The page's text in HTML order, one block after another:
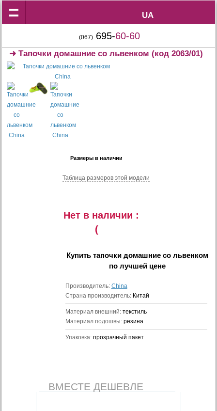
UA
UA
(067) 695-60-60
➜Тапочки домашние со львенком (код 2063/01)
Размеры в наличии
Таблица размеров этой модели
Нет в наличии :
(
Купитьтапочки домашние со львенком
по лучшей цене
Производитель: China
Страна производитель: Китай
Материал внешний: текстиль
Материал подошвы: резина
Упаковка: прозрачный пакет
ВМЕСТЕ ДЕШЕВЛЕ